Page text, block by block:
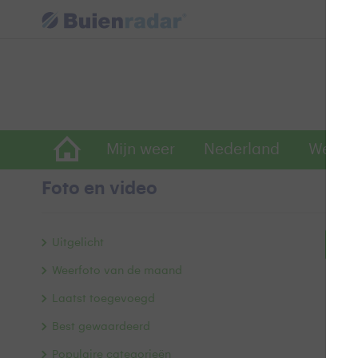
Mijn weer Nederland
Foto en video
Uitgelicht
Weerfoto van de maand
Laatst toegevoegd
Best gewaardeerd
Populaire categorieën